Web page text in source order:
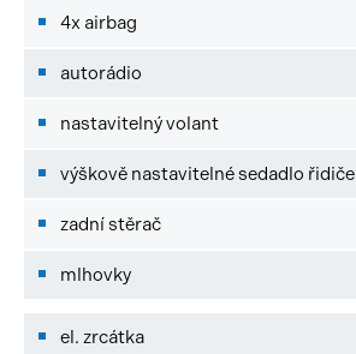
4x airbag
autorádio
nastavitelný volant
výškově nastavitelné sedadlo řidiče
zadní stěrač
mlhovky
el. zrcátka